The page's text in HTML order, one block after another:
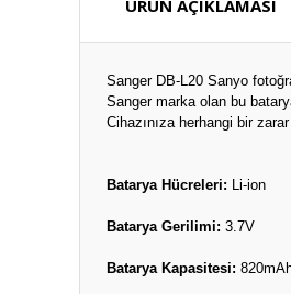
ÜRÜN AÇIKLAMASI
Sanger DB-L20 Sanyo
Sanger marka olan bu
Cihazınıza herhangi bir
Batarya Hücreleri: Li-ion
Batarya Gerilimi: 3.7V
Batarya Kapasitesi: